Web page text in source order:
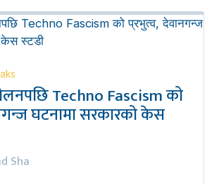
Techno Fascism को
घटनामा सरकारको केस
Sha